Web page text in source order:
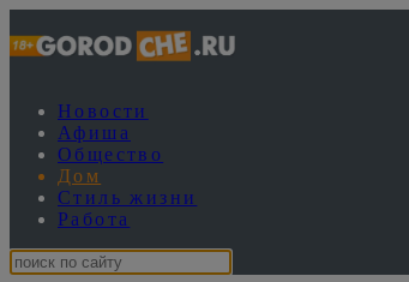
Новости
Афиша
Общество
Дом
Стиль жизни
Работа